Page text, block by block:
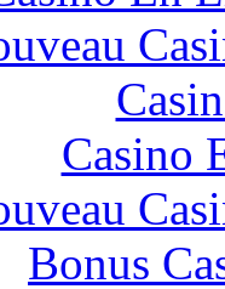
Casino
Bonus